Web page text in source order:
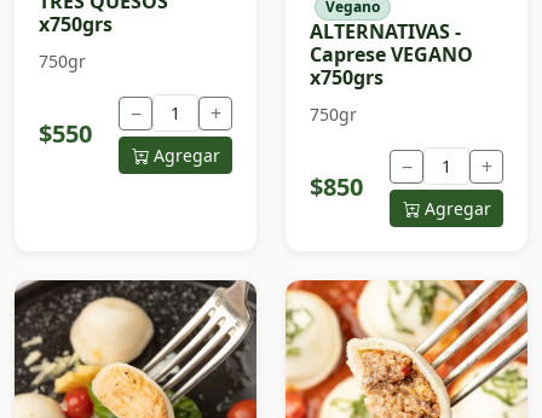
x750grs
750gr
$550
− +
Agregar
Vegano
ALTERNATIVAS -
Caprese VEGANO
x750grs
750gr
$850
− +
Agregar